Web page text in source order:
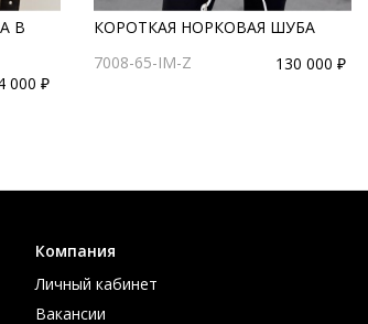
В
000 ₽
КОРОТКАЯ НОРКОВАЯ ШУБА
7008-65-IM-Z
130 000 ₽
Компания
Личный кабинет
Вакансии